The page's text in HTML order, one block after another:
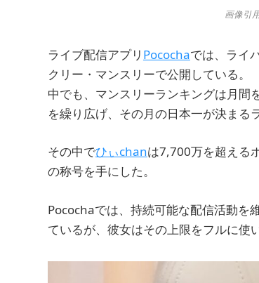
画像引
ライブ配信アプリ Pocochaでは、ライ
クリー・マンスリーで公開している。
中でも、マンスリーランキングは月間
を繰り広げ、その月の日本一が決まる
その中でひぃchanは7,700万を超える
の称号を手にした。
Pocochaでは、持続可能な配信活動を
ているが、彼女はその上限をフルに使